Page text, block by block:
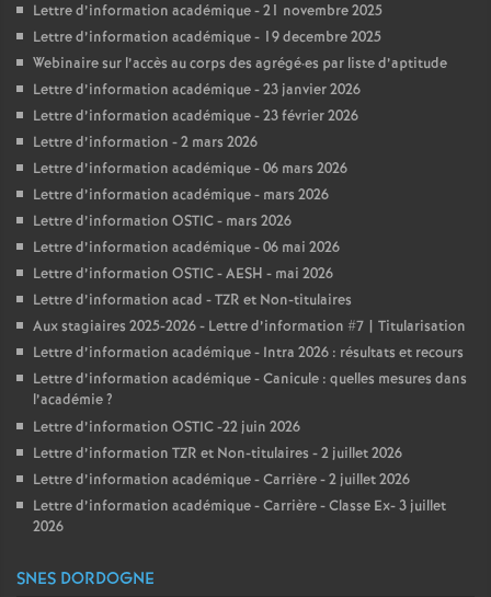
Lettre d’information académique - 21 novembre 2025
Lettre d’information académique - 19 decembre 2025
Webinaire sur l’accès au corps des agrégé·es par liste d’aptitude
Lettre d’information académique - 23 janvier 2026
Lettre d’information académique - 23 février 2026
Lettre d’information - 2 mars 2026
Lettre d’information académique - 06 mars 2026
Lettre d’information académique - mars 2026
Lettre d’information OSTIC - mars 2026
Lettre d’information académique - 06 mai 2026
Lettre d’information OSTIC - AESH - mai 2026
Lettre d’information acad - TZR et Non-titulaires
Aux stagiaires 2025-2026 - Lettre d’information #7 | Titularisation
Lettre d’information académique - Intra 2026 : résultats et recours
Lettre d’information académique - Canicule : quelles mesures dans
l’académie?
Lettre d’information OSTIC -22 juin 2026
Lettre d’information TZR et Non-titulaires - 2 juillet 2026
Lettre d’information académique - Carrière - 2 juillet 2026
Lettre d’information académique - Carrière - Classe Ex- 3 juillet
2026
SNES DORDOGNE